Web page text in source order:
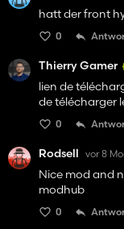
hatt der front
0
Thierry Gamer
lien de
de télécharger
0
Rodsell vor 8
Nice mod and
modhub
0